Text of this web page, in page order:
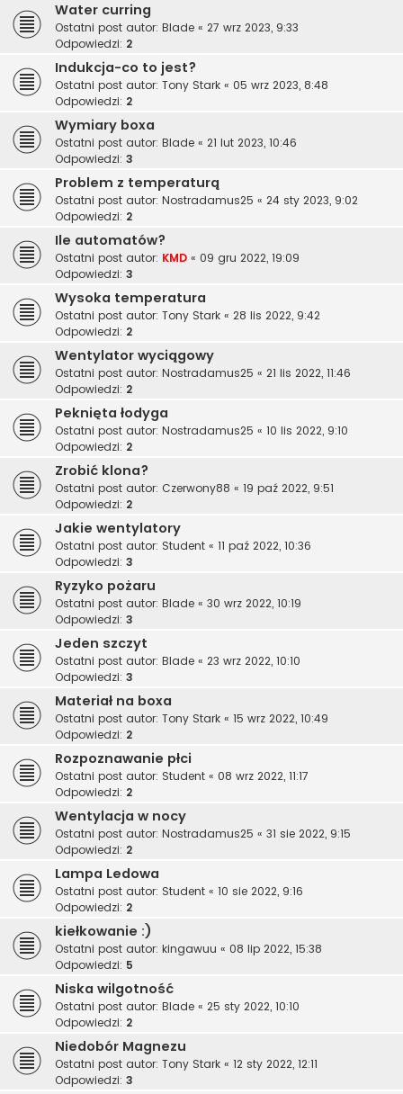
Water curring
Ostatni post autor: Blade « 27 wrz 2023, 9:33
Odpowiedzi: 2
Indukcja-co to jest?
Ostatni post autor: Tony Stark « 05 wrz 2023, 8:48
Odpowiedzi: 2
Wymiary boxa
Ostatni post autor: Blade « 21 lut 2023, 10:46
Odpowiedzi: 3
Problem z temperaturą
Ostatni post autor: Nostradamus25 « 24 sty 2023, 9:02
Odpowiedzi: 2
Ile automatów?
Ostatni post autor: KMD « 09 gru 2022, 19:09
Odpowiedzi: 3
Wysoka temperatura
Ostatni post autor: Tony Stark « 28 lis 2022, 9:42
Odpowiedzi: 2
Wentylator wyciągowy
Ostatni post autor: Nostradamus25 « 21 lis 2022, 11:46
Odpowiedzi: 2
Peknięta łodyga
Ostatni post autor: Nostradamus25 « 10 lis 2022, 9:10
Odpowiedzi: 2
Zrobić klona?
Ostatni post autor: Czerwony88 « 19 paź 2022, 9:51
Odpowiedzi: 2
Jakie wentylatory
Ostatni post autor: Student « 11 paź 2022, 10:36
Odpowiedzi: 3
Ryzyko pożaru
Ostatni post autor: Blade « 30 wrz 2022, 10:19
Odpowiedzi: 3
Jeden szczyt
Ostatni post autor: Blade « 23 wrz 2022, 10:10
Odpowiedzi: 3
Materiał na boxa
Ostatni post autor: Tony Stark « 15 wrz 2022, 10:49
Odpowiedzi: 2
Rozpoznawanie płci
Ostatni post autor: Student « 08 wrz 2022, 11:17
Odpowiedzi: 2
Wentylacja w nocy
Ostatni post autor: Nostradamus25 « 31 sie 2022, 9:15
Odpowiedzi: 2
Lampa Ledowa
Ostatni post autor: Student « 10 sie 2022, 9:16
Odpowiedzi: 2
kiełkowanie :)
Ostatni post autor: kingawuu « 08 lip 2022, 15:38
Odpowiedzi: 5
Niska wilgotność
Ostatni post autor: Blade « 25 sty 2022, 10:10
Odpowiedzi: 2
Niedobór Magnezu
Ostatni post autor: Tony Stark « 12 sty 2022, 12:11
Odpowiedzi: 3